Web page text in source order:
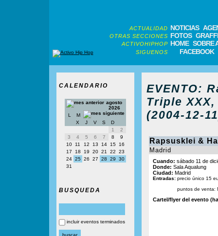
ACTUALIDAD NOTICIAS
OTRAS SECCIONES FOTOS
ACTIVOHIPHOP HOME SOBRE
SIGUENOS FACEBOOK
CALENDARIO
agosto
2026
L
M
X
J V S
D
1
2
3
4 5 6 7 8
9
10
11 12 13 14 15
16
17
18 19 20 21 22
23
24 25 26 27 28 29
30
31
BUSQUEDA
incluir eventos terminados
EVENTO:
Triple
(2004-12-
Rapsusklei &
Madrid
Cuando: sábado 11 de
Donde: Sala Aqualung
Ciudad: Madrid
Entradas: precio único 15
puntos de venta:
Cartel/flyer del evento